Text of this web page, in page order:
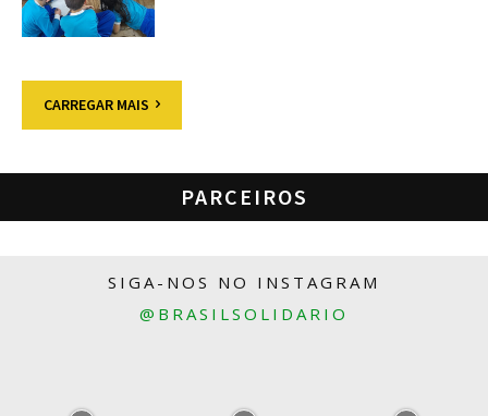
CARREGAR MAIS
PARCEIROS
SIGA-NOS NO INSTAGRAM
@BRASILSOLIDARIO